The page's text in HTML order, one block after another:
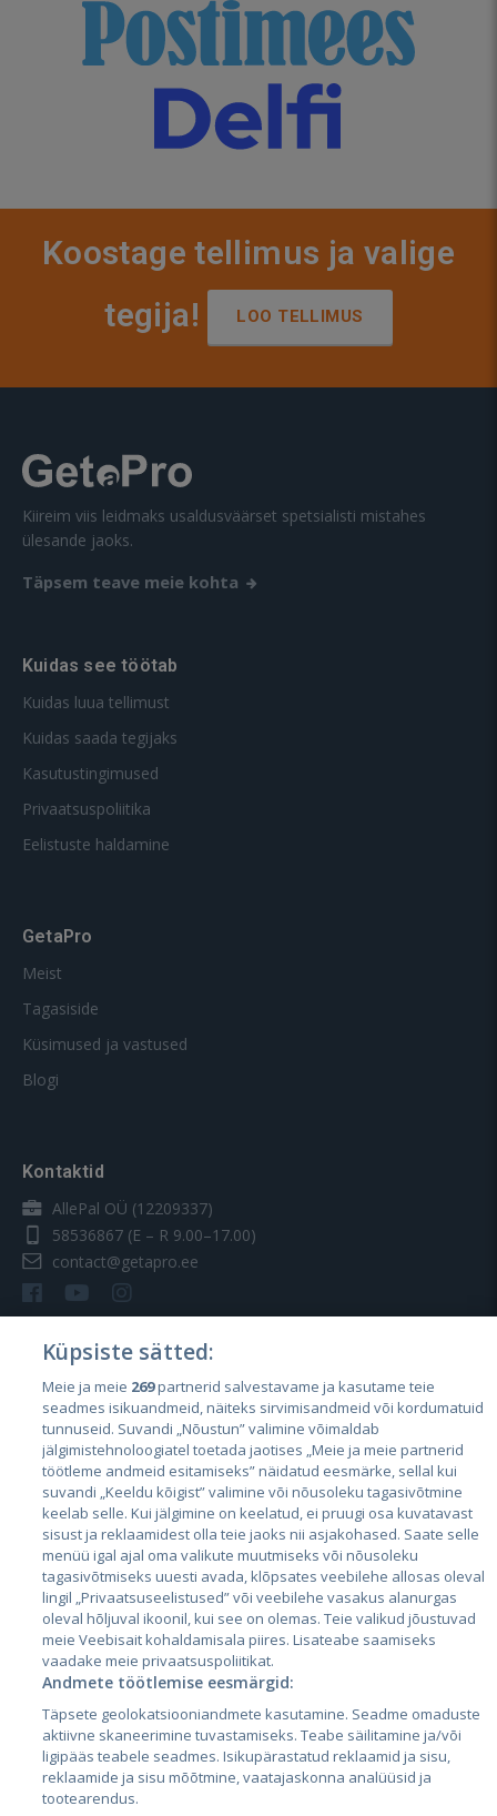
Koostage tellimus ja valige
tegija!
LOO TELLIMUS
Kiireim viis leidmaks usaldusväärset spetsialisti mistahes
ülesande jaoks.
Täpsem teave meie kohta
Kuidas see töötab
Kuidas luua tellimust
Kuidas saada tegijaks
Kasutustingimused
Privaatsuspoliitika
Eelistuste haldamine
GetaPro
Meist
Tagasiside
Küsimused ja vastused
Blogi
Kontaktid
AllePal OÜ (12209337)
58536867 (E – R 9.00–17.00)
contact@getapro.ee
Riigid
Eesti
Läti
Leedu
City24.lv
City24.ee
GetaPro.lv
GetaPro.ee
CVbankas.lt
Kainos.lt
Paslaugos.lt
auto24.ee
Küpsiste sätted:
Meie ja meie 269partnerid salvestavame ja kasutame teie
seadmes isikuandmeid, näiteks sirvimisandmeid või kordumatuid
tunnuseid. Suvandi „Nõustun” valimine võimaldab
jälgimistehnoloogiatel toetada jaotises „Meie ja meie partnerid
töötleme andmeid esitamiseks” näidatud eesmärke, sellal kui
suvandi „Keeldu kõigist” valimine või nõusoleku tagasivõtmine
keelab selle. Kui jälgimine on keelatud, ei pruugi osa kuvatavast
sisust ja reklaamidest olla teie jaoks nii asjakohased. Saate selle
menüü igal ajal oma valikute muutmiseks või nõusoleku
tagasivõtmiseks uuesti avada, klõpsates veebilehe allosas oleval
lingil „Privaatsuseelistused” või veebilehe vasakus alanurgas
oleval hõljuval ikoonil, kui see on olemas. Teie valikud jõustuvad
meie Veebisait kohaldamisala piires. Lisateabe saamiseks
vaadake meie privaatsuspoliitikat.
Andmete töötlemise eesmärgid:
Täpsete geolokatsiooniandmete kasutamine. Seadme omaduste
aktiivne skaneerimine tuvastamiseks. Teabe säilitamine ja/või
ligipääs teabele seadmes. Isikupärastatud reklaamid ja sisu,
reklaamide ja sisu mõõtmine, vaatajaskonna analüüsid ja
tootearendus.